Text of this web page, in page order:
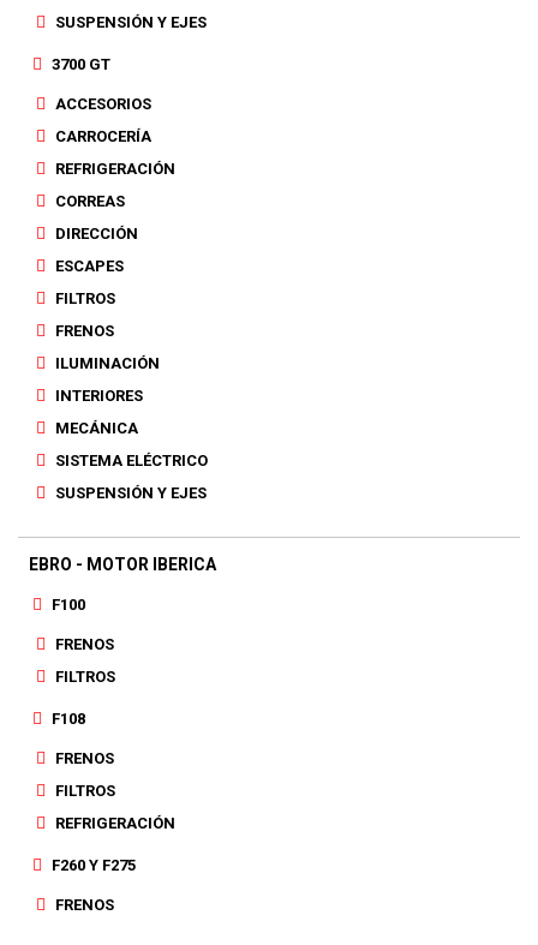
SUSPENSIÓN Y EJES
3700 GT
ACCESORIOS
CARROCERÍA
REFRIGERACIÓN
CORREAS
DIRECCIÓN
ESCAPES
FILTROS
FRENOS
ILUMINACIÓN
INTERIORES
MECÁNICA
SISTEMA ELÉCTRICO
SUSPENSIÓN Y EJES
EBRO - MOTOR IBERICA
F100
FRENOS
FILTROS
F108
FRENOS
FILTROS
REFRIGERACIÓN
F260 Y F275
FRENOS